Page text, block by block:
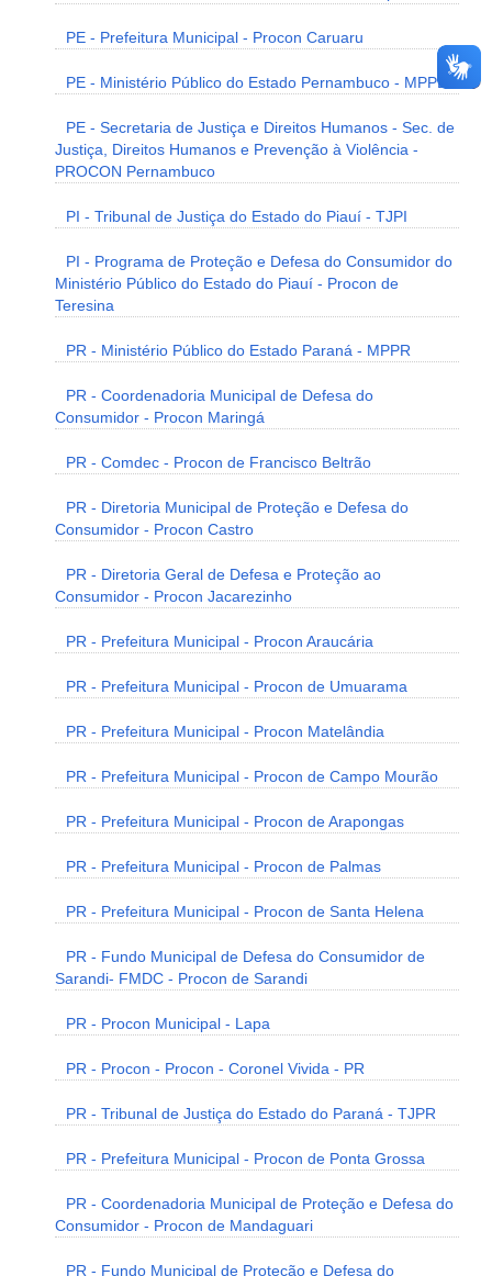
PE - Prefeitura Municipal - Procon Caruaru
PE - Ministério Público do Estado Pernambuco - MPPE
PE - Secretaria de Justiça e Direitos Humanos - Sec. de
Justiça, Direitos Humanos e Prevenção à Violência -
PROCON Pernambuco
PI - Tribunal de Justiça do Estado do Piauí - TJPI
PI - Programa de Proteção e Defesa do Consumidor do
Ministério Público do Estado do Piauí - Procon de
Teresina
PR - Ministério Público do Estado Paraná - MPPR
PR - Coordenadoria Municipal de Defesa do
Consumidor - Procon Maringá
PR - Comdec - Procon de Francisco Beltrão
PR - Diretoria Municipal de Proteção e Defesa do
Consumidor - Procon Castro
PR - Diretoria Geral de Defesa e Proteção ao
Consumidor - Procon Jacarezinho
PR - Prefeitura Municipal - Procon Araucária
PR - Prefeitura Municipal - Procon de Umuarama
PR - Prefeitura Municipal - Procon Matelândia
PR - Prefeitura Municipal - Procon de Campo Mourão
PR - Prefeitura Municipal - Procon de Arapongas
PR - Prefeitura Municipal - Procon de Palmas
PR - Prefeitura Municipal - Procon de Santa Helena
PR - Fundo Municipal de Defesa do Consumidor de
Sarandi- FMDC - Procon de Sarandi
PR - Procon Municipal - Lapa
PR - Procon - Procon - Coronel Vivida - PR
PR - Tribunal de Justiça do Estado do Paraná - TJPR
PR - Prefeitura Municipal - Procon de Ponta Grossa
PR - Coordenadoria Municipal de Proteção e Defesa do
Consumidor - Procon de Mandaguari
PR - Fundo Municipal de Proteção e Defesa do